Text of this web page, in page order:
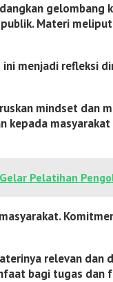
gelombang
Materi
menjadi refleksi
mindset dan
kepada
Pelatihan
relevan dan
bagi tugas dan